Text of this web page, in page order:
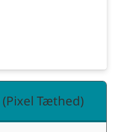
Tæthed)